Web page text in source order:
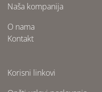
Naša kompanija
O nama
Kontakt
Korisni linkovi